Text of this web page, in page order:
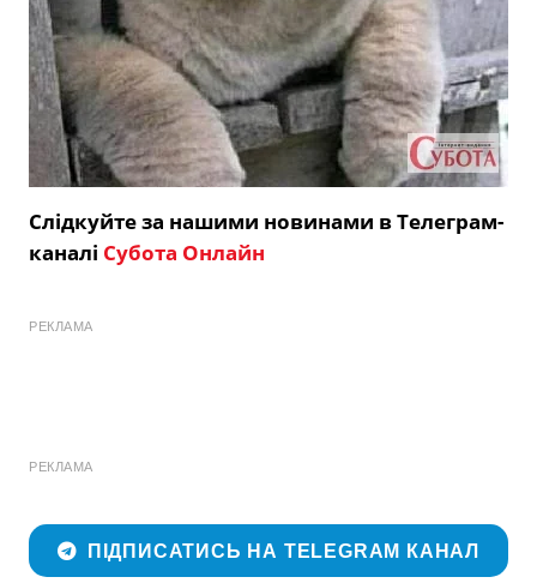
Слідкуйте за нашими новинами в Телеграм-
каналі Субота Онлайн
РЕКЛАМА
РЕКЛАМА
ПІДПИСАТИСЬ НА TELEGRAM КАНАЛ